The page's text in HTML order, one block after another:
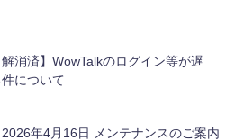
解消済】WowTalkのログイン等が遅
について
2026年4月16日 メンテナンスのご案内